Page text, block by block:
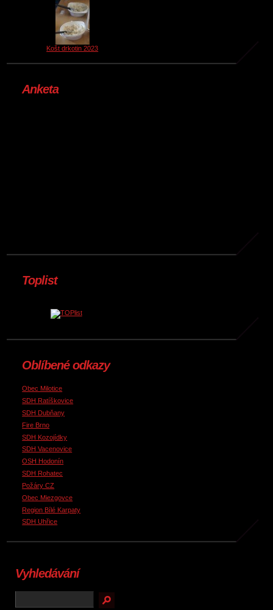
Košt drkotin 2023
Anketa
Toplist
Oblíbené odkazy
Obec Milotice
SDH Ratíškovice
SDH Dubňany
Fire Brno
SDH Kozojídky
SDH Vacenovice
OSH Hodonín
SDH Rohatec
Požáry CZ
Obec Miezgovce
Region Bílé Karpaty
SDH Uhřice
Vyhledávání